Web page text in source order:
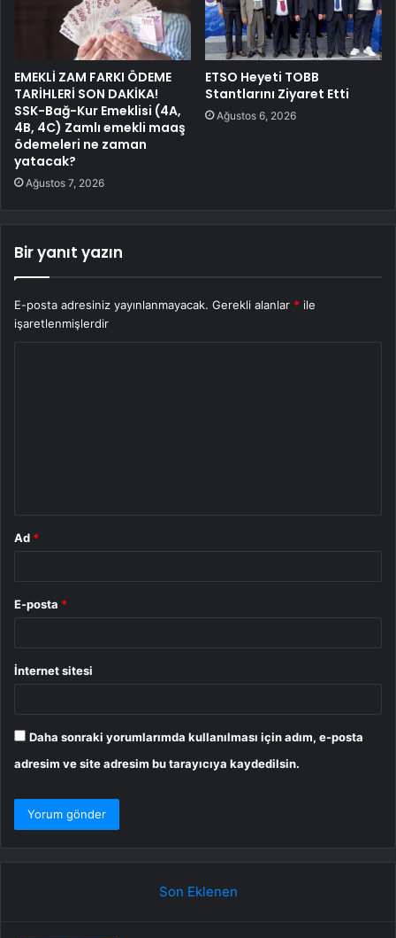
EMEKLİ ZAM FARKI ÖDEME
TARİHLERİ SON DAKİKA!
SSK-Bağ-Kur Emeklisi (4A,
4B, 4C) Zamlı emekli maaş
ödemeleri ne zaman
yatacak?
Ağustos 7, 2026
ETSO Heyeti TOBB
Stantlarını Ziyaret Etti
Ağustos 6, 2026
Bir yanıt yazın
E-posta adresiniz yayınlanmayacak. Gerekli alanlar * ile
işaretlenmişlerdir
Ad *
E-posta *
İnternet sitesi
Daha sonraki yorumlarımda kullanılması için adım, e-posta
adresim ve site adresim bu tarayıcıya kaydedilsin.
Son Eklenen